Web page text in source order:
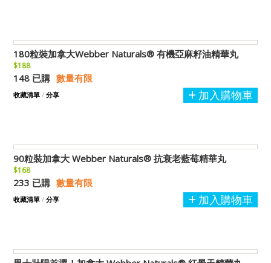
180粒裝加拿大Webber Naturals® 有機亞麻籽油精華丸
$188
148 已購 數量有限
加入購物車
收藏清單 / 分享
90粒裝加拿大 Webber Naturals® 抗衰老藍莓精華丸
$168
233 已購 數量有限
加入購物車
收藏清單 / 分享